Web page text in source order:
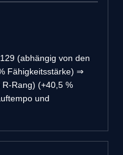
(abhängig von den
Fähigkeitsstärke) ⇒
Rang) (+40,5 %
und